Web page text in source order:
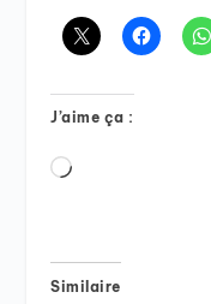
J’aime ça :
Chargement…
Similaire